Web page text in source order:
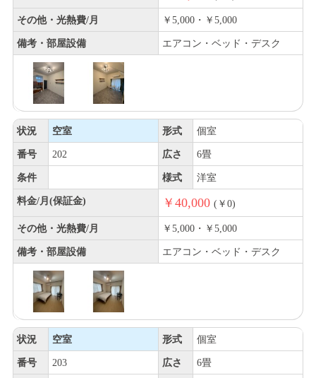
その他・光熱費/月 ￥5,000・￥5,000
備考・部屋設備 エアコン・ベッド・デスク
状況 空室 形式 個室
番号 202 広さ 6畳
条件 様式 洋室
料金/月(保証金) ￥40,000 (￥0)
その他・光熱費/月 ￥5,000・￥5,000
備考・部屋設備 エアコン・ベッド・デスク
状況 空室 形式 個室
番号 203 広さ 6畳